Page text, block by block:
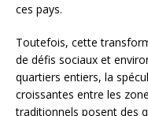
ces pays.
Toutefois, cette
de défis sociaux et
quartiers entiers, la
croissantes entre les
traditionnels posent des